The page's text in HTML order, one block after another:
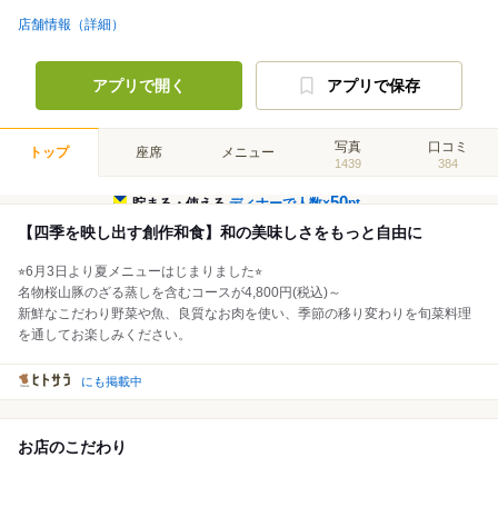
店舗情報（詳細）
アプリで開く アプリで保存
トップ 座席 メニュー 写真
1439
口コミ
384
貯まる・使えるディナーで人数×50pt
【四季を映し出す創作和食】和の美味しさをもっと自由に
⭐︎6月3日より夏メニューはじまりました⭐︎
名物桜山豚のざる蒸しを含むコースが4,800円(税込)～
新鮮なこだわり野菜や魚、良質なお肉を使い、季節の移り変わりを旬菜料理
を通してお楽しみください。
にも掲載中
お店のこだわり